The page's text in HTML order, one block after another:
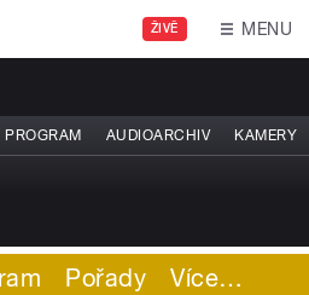
ŽIVĚ MENU
PROGRAM AUDIOARCHIV KAMERY
Pořady Více…